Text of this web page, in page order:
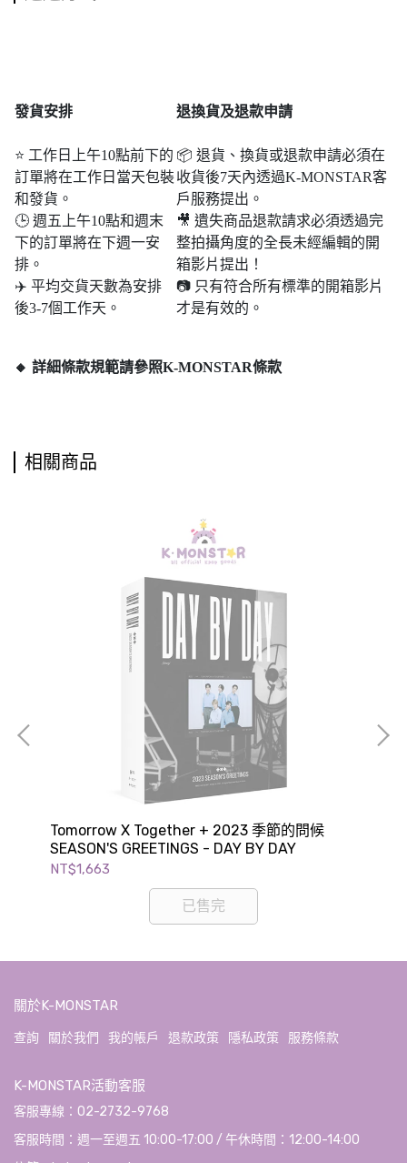
發貨安排
⭐ 工作日上午10點前下的
訂單將在工作日當天包裝
和發貨。
🕒 週五上午10點和週末​​
下的訂單將在下週一安
排。
✈️ 平均交貨天數為安排
後3-7個工作天。
退換貨及退款申請
📦 退貨、換貨或退款申請必須在
收貨後7天內透過K-MONSTAR客
戶服務提出。
🎥 遺失商品退款請求必須透過完
整拍攝角度的全長未經編輯的開
箱影片提出！
📷 只有符合所有標準的開箱影片
才是有效的。
🔸 詳細條款規範請參照K-MONSTAR條款
相關商品
Tomorrow X Together + 2023 季節的問候
SEASON'S GREETINGS - DAY BY DAY
NT$1,663
已售完
關於K-MONSTAR
查詢 關於我們 我的帳戶 退款政策 隱私政策 服務條款
K-MONSTAR活動客服
客服專線：02-2732-9768
客服時間：週一至週五 10:00-17:00 / 午休時間：12:00-14:00